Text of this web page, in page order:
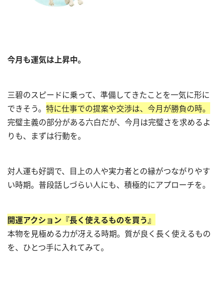
今月も運気は上昇中。
三碧のスピードに乗って、準備してきたことを一気に形に
できそう。 特に仕事での提案や交渉は、今月が勝負の時。
完璧主義の部分がある六白だが、今月は完璧さを求めるよ
りも、まずは行動を。
対人運も好調で、目上の人や実力者との縁がつながりやす
い時期。普段話しづらい人にも、積極的にアプローチを。
開運アクション『長く使えるものを買う』
本物を見極める力が冴える時期。質が良く長く使えるもの
を、ひとつ手に入れてみて。